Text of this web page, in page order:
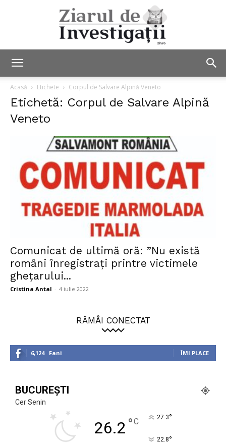
Investigații
Acasă Etichete Corpul de Salvare Alpină Veneto
Etichetă: Corpul de Salvare Alpină
Veneto
Comunicat de ultimă oră: ”Nu există
români înregistrați printre victimele
ghețarului...
Cristina Antal - 4 iulie 2022
RĂMÂI CONECTAT
6,124 Fani ÎMI PLACE
BUCUREȘTI
Cer Senin
26.2 °C 27.3°
22.8°